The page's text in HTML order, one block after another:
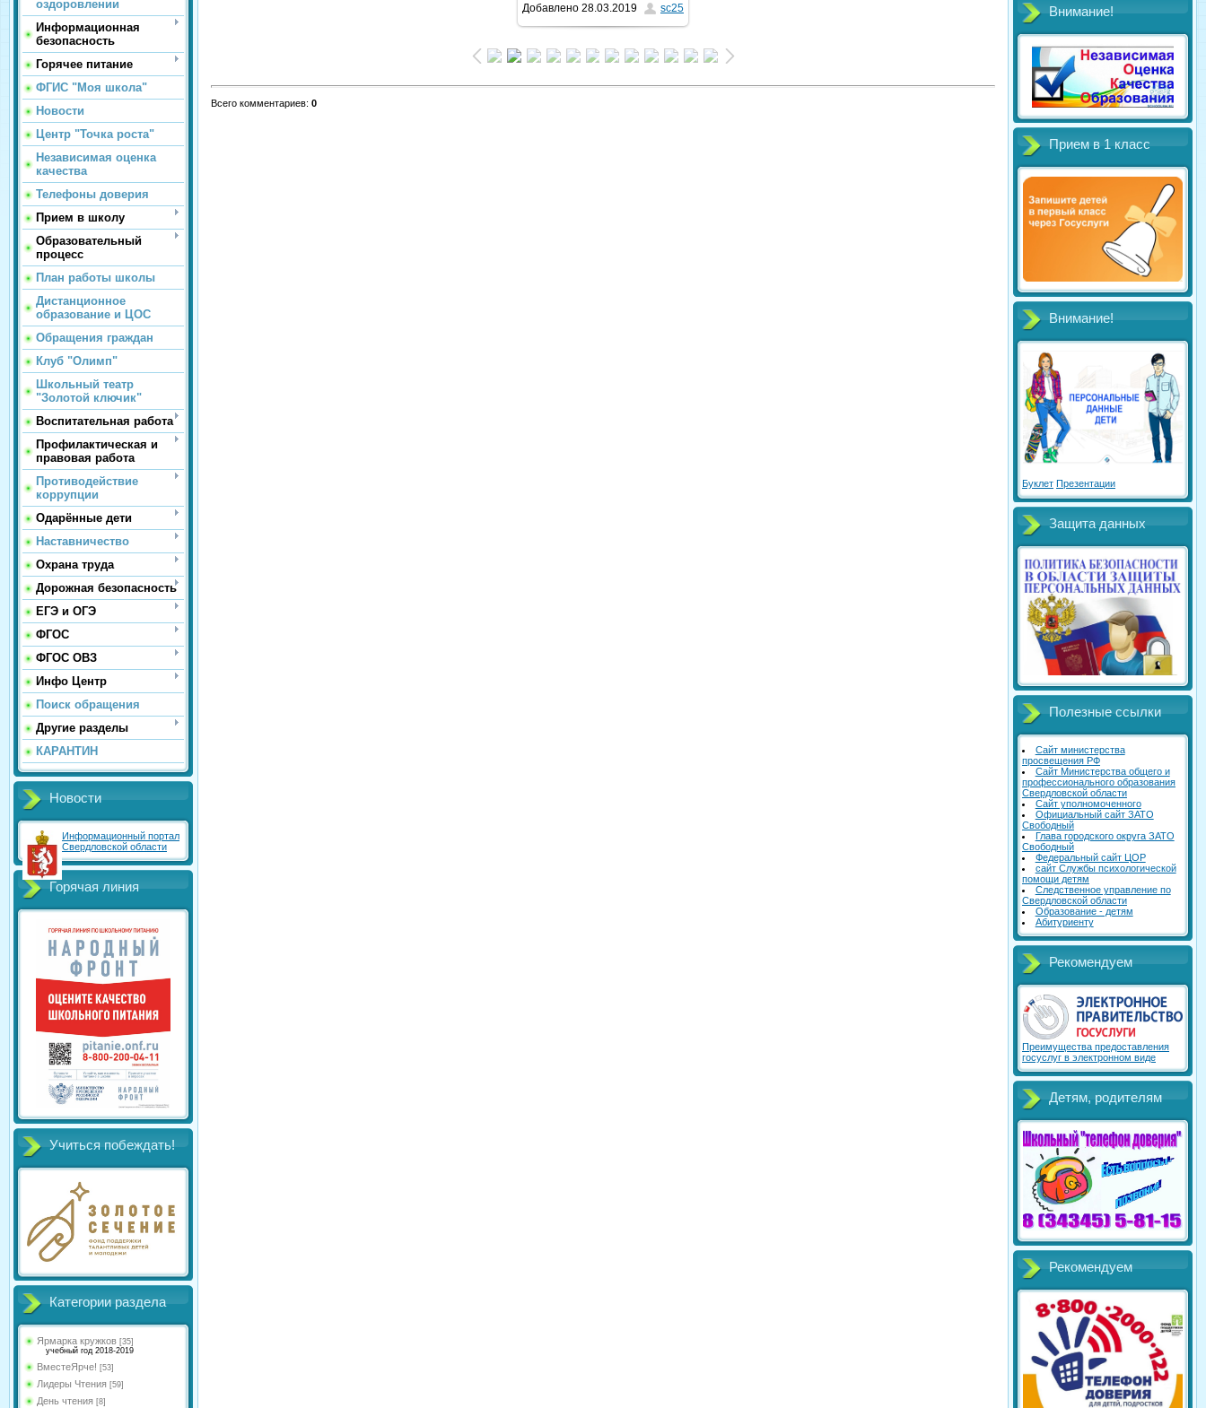
оздоровлении
Информационная
безопасность
Горячее питание
ФГИС "Моя школа"
Новости
Центр "Точка роста"
Независимая оценка
качества
Телефоны доверия
Прием в школу
Образовательный
процесс
План работы школы
Дистанционное
образование и ЦОС
Обращения граждан
Клуб "Олимп"
Школьный театр
"Золотой ключик"
Воспитательная работа
Профилактическая и
правовая работа
Противодействие
коррупции
Одарённые дети
Наставничество
Охрана труда
Дорожная безопасность
ЕГЭ и ОГЭ
ФГОС
ФГОС ОВЗ
Инфо Центр
Поиск обращения
Другие разделы
КАРАНТИН
Новости
Информационный портал
Свердловской области
Горячая линия
Учиться побеждать!
Категории раздела
Ярмарка кружков [35]
учебный год 2018-2019
ВместеЯрче! [53]
Лидеры Чтения [59]
День чтения [8]
1024x768/ 318.8Kb
Добавлено 28.03.2019 sc25
Всего комментариев: 0
Внимание!
Прием в 1 класс
Внимание!
Буклет Презентации
Защита данных
Полезные ссылки
Сайт министерства
просвещения РФ
Сайт Министерства общего и
профессионального образования
Свердловской области
Сайт уполномоченного
Официальный сайт ЗАТО
Свободный
Глава городского округа ЗАТО
Свободный
Федеральный сайт ЦОР
сайт Службы психологической
помощи детям
Следственное управление по
Свердловской области
Образование - детям
Абитуриенту
Рекомендуем
Преимущества предоставления
госуслуг в электронном виде
Детям, родителям
Рекомендуем